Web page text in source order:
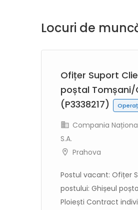
Locuri de
Ofițer Suport
poștal Tomșani/
(P3338217)
Compania
S.A.
Prahova
Postul vacant: Ofițer
postului: Ghișeul
Ploiești Contract